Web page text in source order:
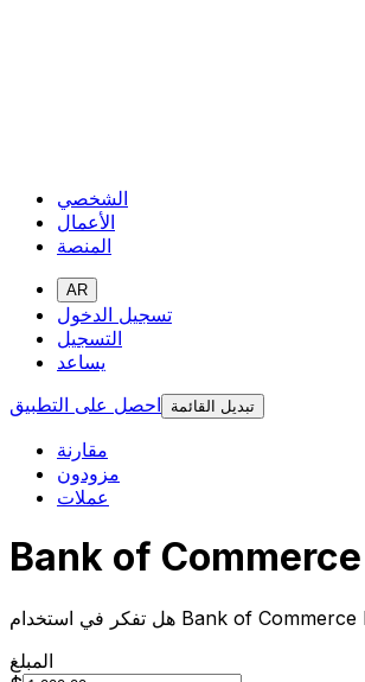
الشخصي
الأعمال
المنصة
AR
تسجيل الدخول
التسجيل
يساعد
احصل على التطبيق
تبديل القائمة
مقارنة
مزودون
عملات
المبلغ